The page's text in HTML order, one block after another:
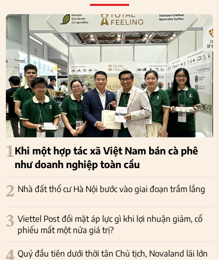
1Khi một hợp tác xã Việt Nam bán cà phê
như doanh nghiệp toàn cầu
2 Nhà đất thổ cư Hà Nội bước vào giai đoạn trầm lắng
3 Viettel Post đối mặt áp lực gì khi lợi nhuận giảm, cổ
phiếu mất một nửa giá trị?
Quý đầu tiên dưới thời tân Chủ tịch, Novaland lãi lớn